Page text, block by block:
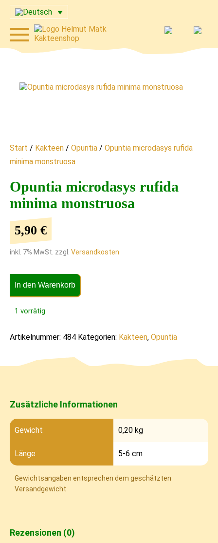
Start / Kakteen / Opuntia / Opuntia microdasys rufida
minima monstruosa
Opuntia microdasys rufida
minima monstruosa
5,90 €
inkl. 7% MwSt. zzgl. Versandkosten
In den Warenkorb
1 vorrätig
Artikelnummer: 484 Kategorien: Kakteen, Opuntia
Zusätzliche Informationen
Gewicht 0,20 kg
Länge 5-6 cm
Gewichtsangaben entsprechen dem geschätzten
Versandgewicht
Rezensionen (0)